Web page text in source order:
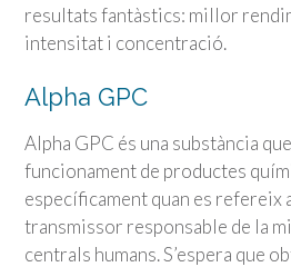
resultats fantàstics: millor
intensitat i concentració.
Alpha GPC
Alpha GPC és una substància
funcionament de productes
específicament quan es refereix
transmissor responsable de la
centrals humans. S’espera que